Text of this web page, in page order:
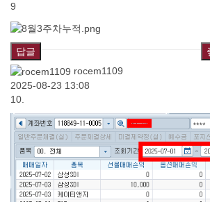
9
답글
rocem1109
2025-08-23 13:08
10.